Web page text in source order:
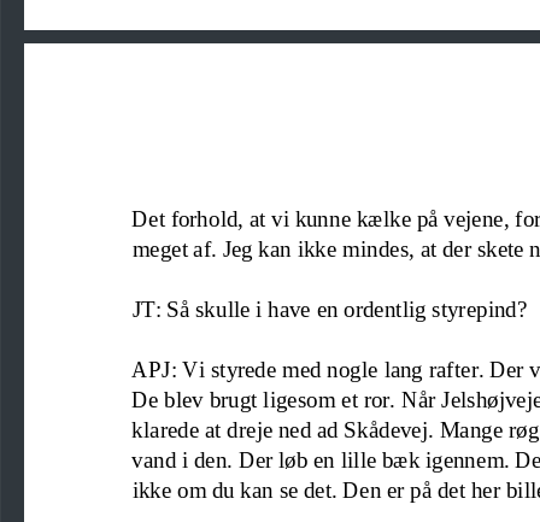
Det forhold at vi kunne kælke på vejene
meget af. Jeg kan ikke mindes, at der skete
JT: Så skulle i have en ordentlig styrepind?
APJ: Vi styrede med nogle lang rafter. Der
De blev brugt ligesom et ror. Når
klarede at dreje ned ad Skådevej. Mange
vand i den. Der løb en lille bæk igennem.
ikke om du kan se det. Den er på det her